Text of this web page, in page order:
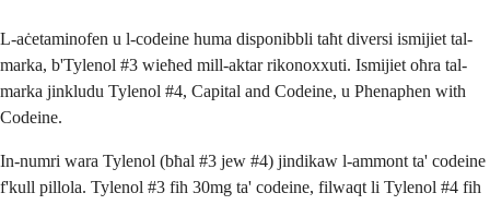
L-aċetaminofen u l-codeine huma disponibbli taħt diversi ismijiet tal-
marka, b'Tylenol #3 wieħed mill-aktar rikonoxxuti. Ismijiet oħra tal-
marka jinkludu Tylenol #4, Capital and Codeine, u Phenaphen with
Codeine.
In-numri wara Tylenol (bħal #3 jew #4) jindikaw l-ammont ta' codeine
f'kull pillola. Tylenol #3 fih 30mg ta' codeine, filwaqt li Tylenol #4 fih